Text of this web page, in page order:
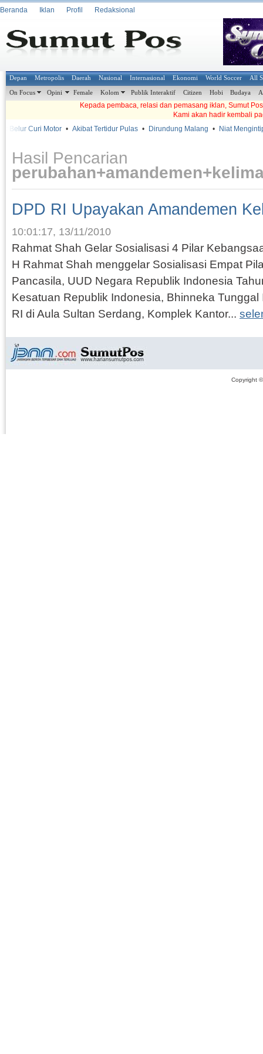
Beranda Iklan Profil Redaksional
Depan Metropolis Daerah Nasional Internasional Ekonomi World Soccer All
On Focus Opini Female Kolom Publik Interaktif Citizen Hobi Budaya
Kepada pembaca, relasi dan pemasang iklan, Sumut
Kami akan hadir kembali
Belur Curi Motor • Akibat Tertidur Pulas • Dirundung Malang • Niat
Hasil Pencarian
DPD RI Upayakan Amandemen
10:01:17, 13/11/2010
Rahmat Shah Gelar Sosialisasi 4 Pilar
H Rahmat Shah menggelar Sosialisasi Empat
Pancasila, UUD Negara Republik Indonesia
Kesatuan Republik Indonesia, Bhinneka
RI di Aula Sultan Serdang, Komplek Kantor...
Copyright